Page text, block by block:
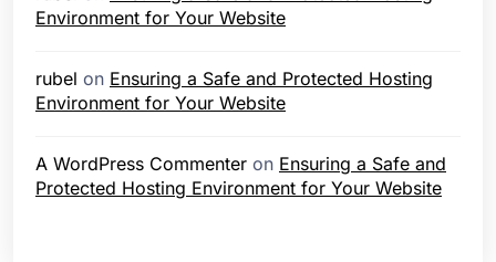
Environment for Your Website
rubel on Ensuring a Safe and Protected Hosting
Environment for Your Website
A WordPress Commenter on Ensuring a Safe and
Protected Hosting Environment for Your Website